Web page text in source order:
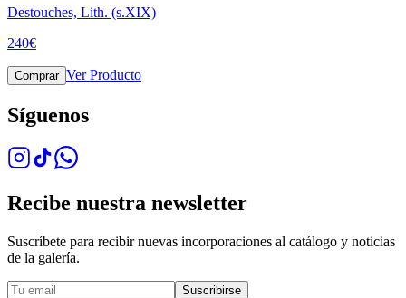
Destouches, Lith. (s.XIX)
240€
Comprar Ver Producto
Síguenos
Recibe nuestra newsletter
Suscríbete para recibir nuevas incorporaciones al catálogo y noticias
de la galería.
Suscribirse